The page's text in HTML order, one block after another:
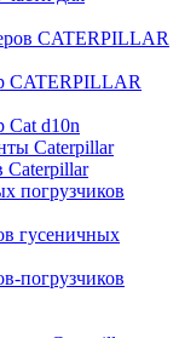
CATERPILLAR
CATERPILLAR
Сat d10n
Caterpillar
Caterpillar
погрузчиков
гусеничных
погрузчиков